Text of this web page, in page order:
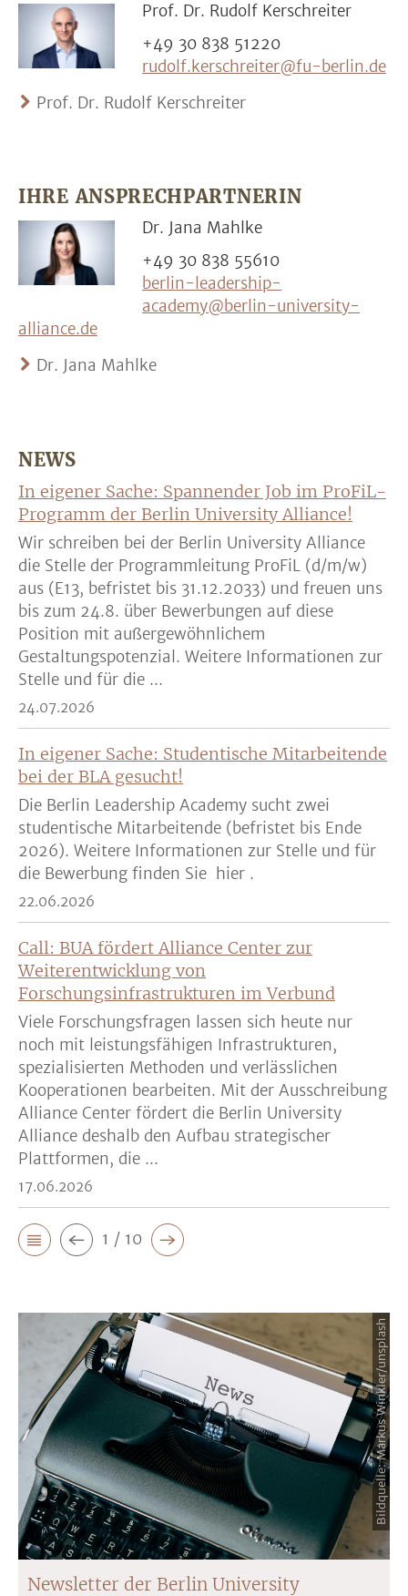
Prof. Dr. Rudolf Kerschreiter
+49 30 838 51220
rudolf.kerschreiter@fu-berlin.de
Prof. Dr. Rudolf Kerschreiter
IHRE ANSPRECHPARTNERIN
Dr. Jana Mahlke
+49 30 838 55610
berlin-leadership-
academy@berlin-university-
alliance.de
Dr. Jana Mahlke
NEWS
In eigener Sache: Spannender Job im ProFiL-
Programm der Berlin University Alliance!
Wir schreiben bei der Berlin University Alliance
die Stelle der Programmleitung ProFiL (d/m/w)
aus (E13, befristet bis 31.12.2033) und freuen uns
bis zum 24.8. über Bewerbungen auf diese
Position mit außergewöhnlichem
Gestaltungspotenzial. Weitere Informationen zur
Stelle und für die ...
24.07.2026
In eigener Sache: Studentische Mitarbeitende
bei der BLA gesucht!
Die Berlin Leadership Academy sucht zwei
studentische Mitarbeitende (befristet bis Ende
2026). Weitere Informationen zur Stelle und für
die Bewerbung finden Sie hier .
22.06.2026
Call: BUA fördert Alliance Center zur
Weiterentwicklung von
Forschungsinfrastrukturen im Verbund
Viele Forschungsfragen lassen sich heute nur
noch mit leistungsfähigen Infrastrukturen,
spezialisierten Methoden und verlässlichen
Kooperationen bearbeiten. Mit der Ausschreibung
Alliance Center fördert die Berlin University
Alliance deshalb den Aufbau strategischer
Plattformen, die ...
17.06.2026
1 / 10
Newsletter der Berlin University
Bildquelle: Markus Winkler/unsplash